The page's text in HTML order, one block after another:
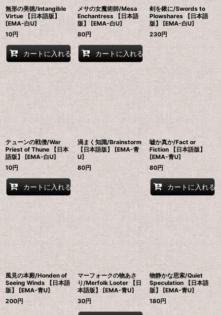
無形の美徳/Intangible
Virtue 【日本語版】
[EMA-白U]
10円
カートに入れる
メサの女魔術師/Mesa
Enchantress 【日本語
版】 [EMA-白U]
80円
カートに入れる
剣を鍬に/Swords to
Plowshares 【日本語
版】 [EMA-白U]
230円
テューンの戦僧/War
Priest of Thune 【日本
語版】 [EMA-白U]
10円
カートに入れる
渦まく知識/Brainstorm
【日本語版】 [EMA-青
U]
80円
嘘か真か/Fact or
Fiction 【日本語版】
[EMA-青U]
80円
カートに入れる
風見の本殿/Honden of
Seeing Winds 【日本語
版】 [EMA-青U]
200円
マーフォークの物あさ
り/Merfolk Looter 【日
本語版】 [EMA-青U]
30円
物静かな思索/Quiet
Speculation 【日本語
版】 [EMA-青U]
180円